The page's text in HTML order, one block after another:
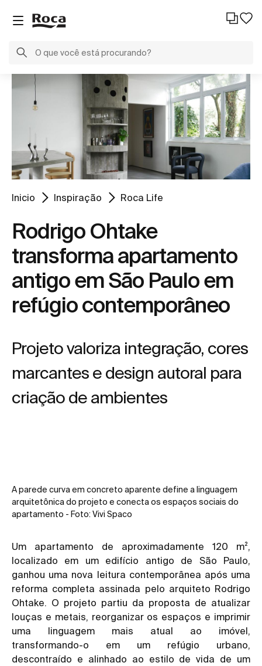
Inicio Inspiração Roca Life
Rodrigo Ohtake
transforma apartamento
antigo em São Paulo em
refúgio contemporâneo
Projeto valoriza integração, cores
marcantes e design autoral para
criação de ambientes
Um apartamento de aproximadamente 120 m²,
localizado em um edifício antigo de São Paulo,
ganhou uma nova leitura contemporânea após uma
reforma completa assinada pelo arquiteto Rodrigo
Ohtake. O projeto partiu da proposta de atualizar
louças e metais, reorganizar os espaços e imprimir
uma linguagem mais atual ao imóvel,
transformando-o em um refúgio urbano,
descontraído e alinhado ao estilo de vida de um
A parede curva em concreto aparente define a linguagem
arquitetônica do projeto e conecta os espaços sociais do
apartamento - Foto: Vivi Spaco